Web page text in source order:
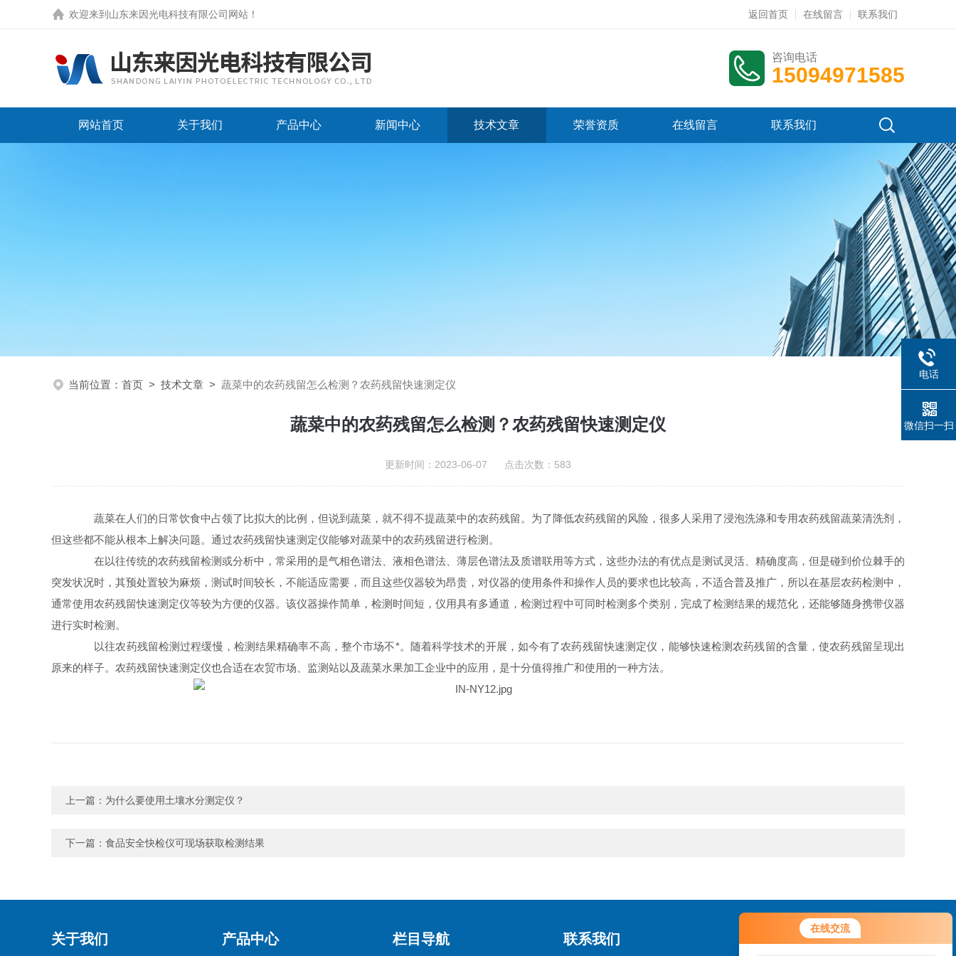
在线交流
欢迎来到 山东来因光电科技有限公司网站 ！ 返回首页 在线留言 联系我们
咨询电话
15094971585
网站首页 关于我们 产品中心 新闻中心 技术文章 荣誉资质 在线留言 联系我们
当前位置： 首页 > 技术文章 > 蔬菜中的农药残留怎么检测？农药残留快速测定仪
蔬菜中的农药残留怎么检测？农药残留快速测定仪
更新时间：2023-06-07 点击次数：583
蔬菜在人们的日常饮食中占领了比拟大的比例，但说到蔬菜，就不得不提蔬菜中的农药残留。为了降低农药残留的风险，很多人采用了浸泡洗涤和专用农药残留蔬菜清洗剂，
但这些都不能从根本上解决问题。通过农药残留快速测定仪能够对蔬菜中的农药残留进行检测。
在以往传统的农药残留检测或分析中，常采用的是气相色谱法、液相色谱法、薄层色谱法及质谱联用等方式，这些办法的有优点是测试灵活、精确度高，但是碰到价位棘手的
突发状况时，其预处置较为麻烦，测试时间较长，不能适应需要，而且这些仪器较为昂贵，对仪器的使用条件和操作人员的要求也比较高，不适合普及推广，所以在基层农药检测中，
通常使用农药残留快速测定仪等较为方便的仪器。该仪器操作简单，检测时间短，仪用具有多通道，检测过程中可同时检测多个类别，完成了检测结果的规范化，还能够随身携带仪器
进行实时检测。
以往农药残留检测过程缓慢，检测结果精确率不高，整个市场不*。随着科学技术的开展，如今有了农药残留快速测定仪，能够快速检测农药残留的含量，使农药残留呈现出
原来的样子。农药残留快速测定仪也合适在农贸市场、监测站以及蔬菜水果加工企业中的应用，是十分值得推广和使用的一种方法。
上一篇： 为什么要使用土壤水分测定仪？
下一篇： 食品安全快检仪可现场获取检测结果
关于我们 产品中心 栏目导航 联系我们
电话
微信扫一扫